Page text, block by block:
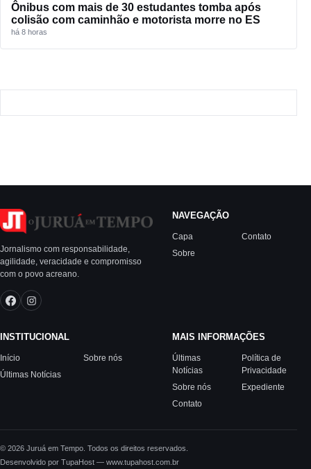
Ônibus com mais de 30 estudantes tomba após
colisão com caminhão e motorista morre no ES
há 8 horas
Jornalismo com responsabilidade,
agilidade, veracidade e compromisso
com o povo acreano.
NAVEGAÇÃO
Capa
Sobre
Contato
INSTITUCIONAL
Início
Últimas Notícias
Sobre nós
MAIS INFORMAÇÕES
Últimas
Notícias
Sobre nós
Contato
Política de
Privacidade
Expediente
© 2026 Juruá em Tempo. Todos os direitos reservados.
Desenvolvido por TupaHost — www.tupahost.com.br